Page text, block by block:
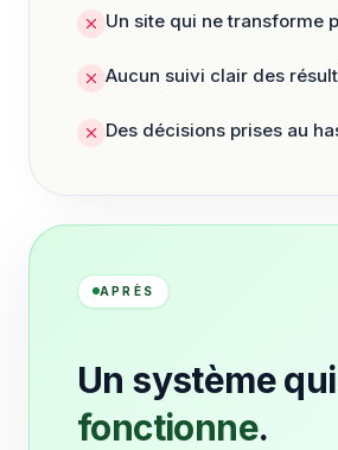
Un site qui ne transforme
Aucun suivi clair des
Des décisions prises au
APRÈS
Un système qui
fonctionne.